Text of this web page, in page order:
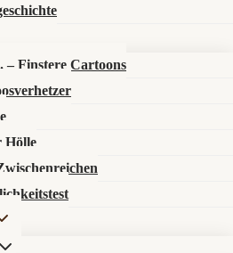
Finstere Cartoons
Hölle
Driftland: The Magic Revival
auf PS5